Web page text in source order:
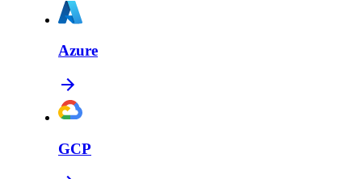
Azure
GCP